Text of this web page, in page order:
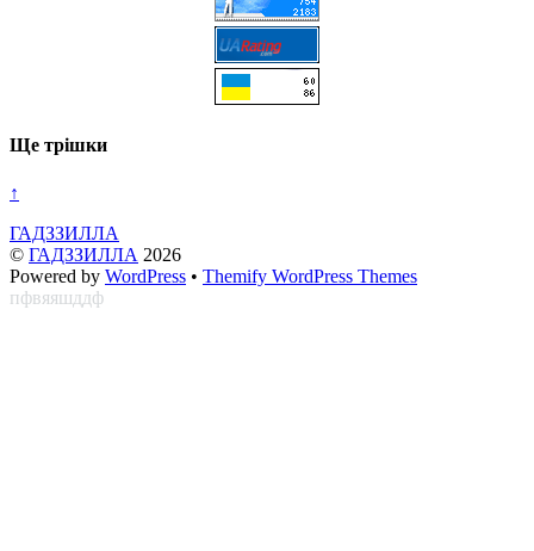
Ще трішки
↑
ГАДЗЗИЛЛА
© ГАДЗЗИЛЛА 2026
Powered by WordPress • Themify WordPress Themes
пфвяяшддф